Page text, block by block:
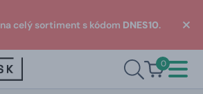
na celý sortiment s kódom DNES10.
0